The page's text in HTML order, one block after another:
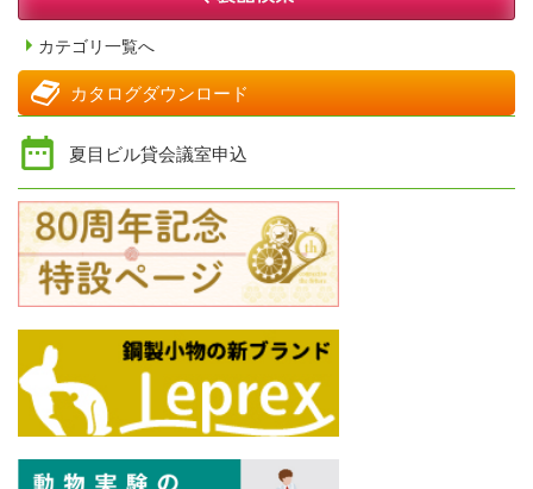
カテゴリ一覧へ
カタログダウンロード
夏目ビル貸会議室申込